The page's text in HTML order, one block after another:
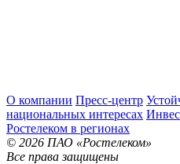
О компании Пресс-центр
национальных интересах
Ростелеком в регионах
© 2026 ПАО «Ростелеком»
Все права защищены